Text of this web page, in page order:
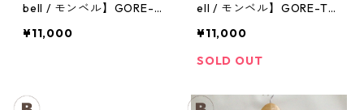
bell / モンベル】GORE-T
パンツ：メンズBK
¥11,000
ell / モンベル】GORE-TE
ンツ：メンズBK
¥11,000
SOLD OUT